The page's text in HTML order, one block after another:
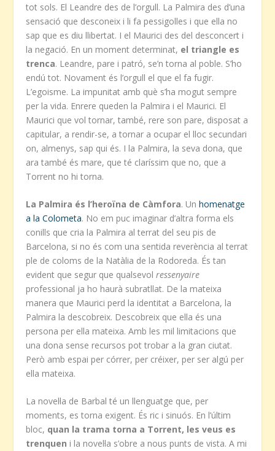
tot sols. El Leandre des de l’orgull. La Palmira des d’una
sensació que desconeix i li fa pessigolles i que ella no
sap que es diu llibertat. I el Maurici des del desconcert i
la negació. En un moment determinat, el triangle es
trenca. Leandre, pare i patró, se’n torna al poble. S’ho
endú tot. Novament és l’orgull el que el fa fugir.
L’egoisme. La impunitat amb què s’ha mogut sempre
per la vida. Enrere queden la Palmira i el Maurici. El
Maurici que vol tornar, també, rere son pare, disposat a
capitular, a rendir-se, a tornar a ocupar el lloc secundari
on, almenys, sap qui és. I la Palmira, la seva dona, que
ara també és mare, que té claríssim que no, que a
Torrent no hi torna.
La Palmira és l’heroïna de Càmfora. Unhomenatge
a la Colometa. No em puc imaginar d’altra forma els
conills que cria la Palmira al terrat del seu pis de
Barcelona, si no és com una sentida reverència al terrat
ple de coloms de la Natàlia de la Rodoreda. És tan
evident que segur que qualsevolressenyaire
professional ja ho haurà subratllat. De la mateixa
manera que Maurici perd la identitat a Barcelona, la
Palmira la descobreix. Descobreix que ella és una
persona per ella mateixa. Amb les mil limitacions que
una dona sense recursos pot trobar a la gran ciutat.
Però amb espai per córrer, per créixer, per ser algú per
ella mateixa.
La novel·la de Barbal té un llenguatge que, per
moments, es torna exigent. És ric i sinuós. En l’últim
bloc, quan la trama torna a Torrent, les veus es
trenquen i la novel·la s’obre a nous punts de vista. A mi